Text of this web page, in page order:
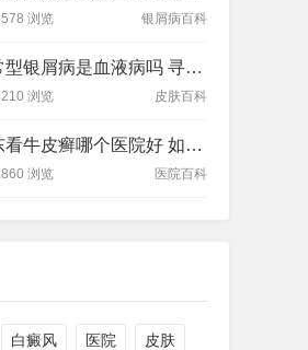
浏览 银屑病百科
寻常型银屑病是血液病吗 寻常型银屑病能活多久
浏览 皮肤百科
如东看牛皮癣哪个医院好 如东看皮肤病去哪
浏览 医院百科
白癜风 医院 皮肤